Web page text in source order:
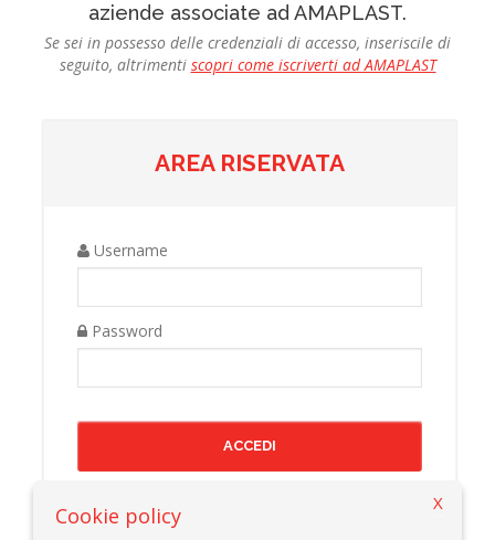
aziende associate ad AMAPLAST.
Se sei in possesso delle credenziali di accesso, inseriscile di
seguito, altrimenti scopri come iscriverti ad AMAPLAST
AREA RISERVATA
Username
Password
Cookie policy X